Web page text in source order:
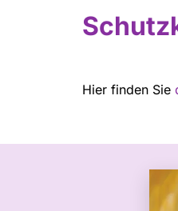
Hier finden Sie